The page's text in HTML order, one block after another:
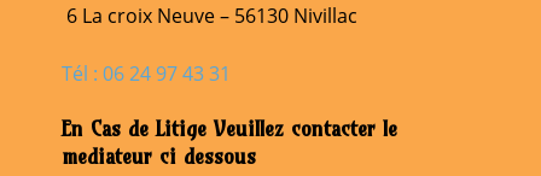
6 La croix Neuve – 56130 Nivillac
Tél : 06 24 97 43 31
En Cas de Litige Veuillez contacter le
mediateur ci dessous